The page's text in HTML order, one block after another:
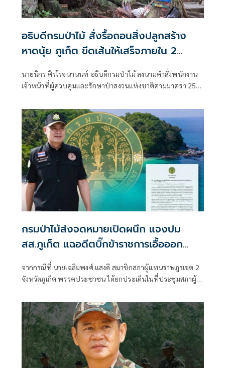
อธิบดีกรมป่าไม้ สั่งรื้อถอนสิ่งปลูกสร้าง
หาดนุ้ย ภูเก็ต ขีดเส้นให้เสร็จภายใน 2
นายนิกร ศิรโรจนานนท์ อธิบดีกรมป่าไม้ ลงนามคำสั่งพนักงาน
เจ้าหน้าที่ผู้ควบคุมและรักษาป่าสงวนแห่งชาติตามมาตรา 25
กรมป่าไม้ส่งจดหมายเปิดผนึก แจงปม
สส.ภูเก็ต แฉอดีตบิ๊กข้าราชการเอื้อออก
โฉนด 'หาดฟรีดอม-เกาะกระดาน' ยันไล่ออก
แล้ว-ไม่มีการจ่ายบำนาญ
จากกรณีที่ นายเฉลิมพงศ์ แสงดี สมาชิกสภาผู้แทนราษฎรเขต 2
จังหวัดภูเก็ต พรรคประชาชน ได้ยกประเด็นในที่ประชุมสภาผู้
ของภาคประชาชนต่อความล่าช้าในกระบวนการยุติธรรมทาง
อาญา กรณีอดีตข้าราชการ ถูกลงโทษไล่ออกจากราชการตั้งแต่
ปี 2558